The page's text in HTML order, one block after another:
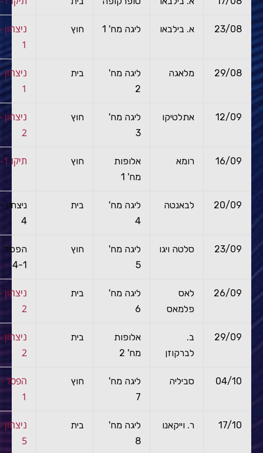
23/08 א. בילבאו ליגה מח' 1 חוץ
1
29/08 מלאגה
ליגה מח'
2
בית
1
12/09 אתלטיקו
ליגה מח'
3
חוץ
2
16/09 רומא
אלופות
מח' 1
חוץ תיקו 1-1
20/09 לבאנטה
ליגה מח'
4
בית
4
23/09 סלטה ויגו
ליגה מח'
5
חוץ
הפסד
4-1
26/09
לאס
פלמאס
ליגה מח'
6
בית
2
29/09
ב.
לברקוזן
אלופות
מח' 2
בית
2
04/10 סביליה
ליגה מח'
7
חוץ
1
17/10 ר. וייקאנו
ליגה מח'
8
בית
5